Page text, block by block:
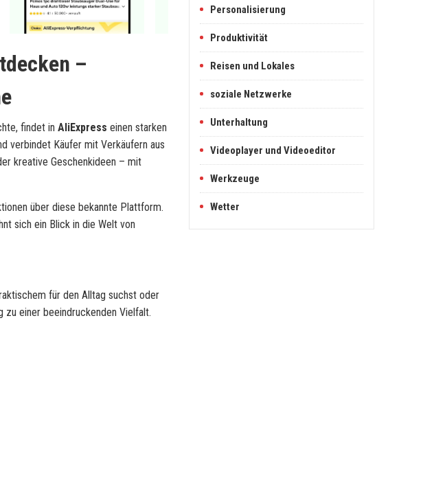
–
findet in AliExpress einen starken
verbindet Käufer mit Verkäufern aus
kreative Geschenkideen – mit
über diese bekannte Plattform.
sich ein Blick in die Welt von
für den Alltag suchst oder
einer beeindruckenden Vielfalt.
Personalisierung
Produktivität
Reisen und Lokales
soziale Netzwerke
Unterhaltung
Videoplayer und Videoeditor
Werkzeuge
Wetter